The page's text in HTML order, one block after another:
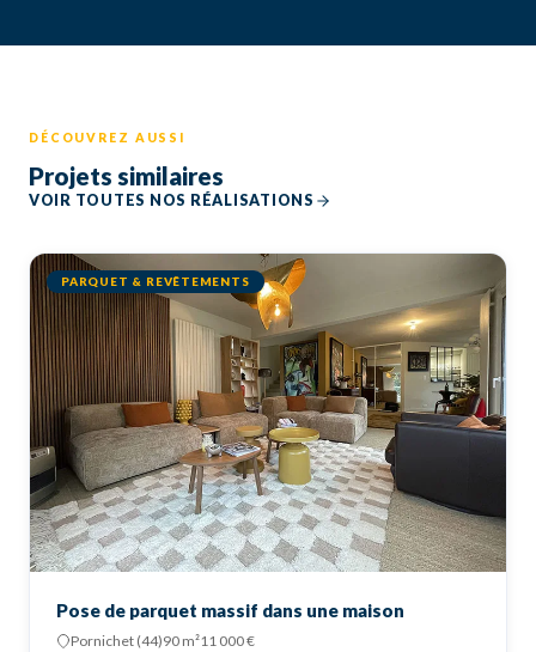
DÉCOUVREZ AUSSI
Projets similaires
VOIR TOUTES NOS RÉALISATIONS
PARQUET & REVÊTEMENTS
Pose de parquet massif dans une maison
Pornichet (44)90 m²11 000 €